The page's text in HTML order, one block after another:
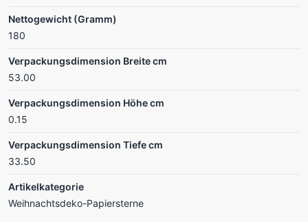
Nettogewicht (Gramm)
180
Verpackungsdimension Breite cm
53.00
Verpackungsdimension Höhe cm
0.15
Verpackungsdimension Tiefe cm
33.50
Artikelkategorie
Weihnachtsdeko-Papiersterne